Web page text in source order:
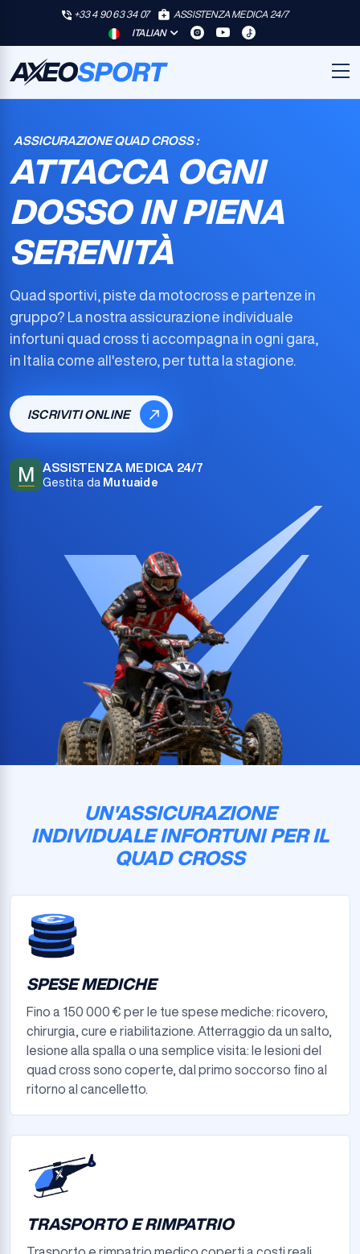
+33 4 90 63 34 07
ASSISTENZA MEDICA 24/7
ITALIAN
ASSICURAZIONE QUAD CROSS :
ATTACCA OGNI
DOSSO IN PIENA
SERENITÀ
Quad sportivi, piste da motocross e partenze in
gruppo? La nostra assicurazione individuale
infortuni quad cross ti accompagna in ogni gara,
in Italia come all'estero, per tutta la stagione.
ISCRIVITI ONLINE
M ASSISTENZA MEDICA 24/7
Gestita da Mutuaide
UN'ASSICURAZIONE
INDIVIDUALE INFORTUNI PER IL
QUAD CROSS
SPESE MEDICHE
Fino a 150 000 € per le tue spese mediche: ricovero,
chirurgia, cure e riabilitazione. Atterraggio da un salto,
lesione alla spalla o una semplice visita: le lesioni del
quad cross sono coperte, dal primo soccorso fino al
ritorno al cancelletto.
TRASPORTO E RIMPATRIO